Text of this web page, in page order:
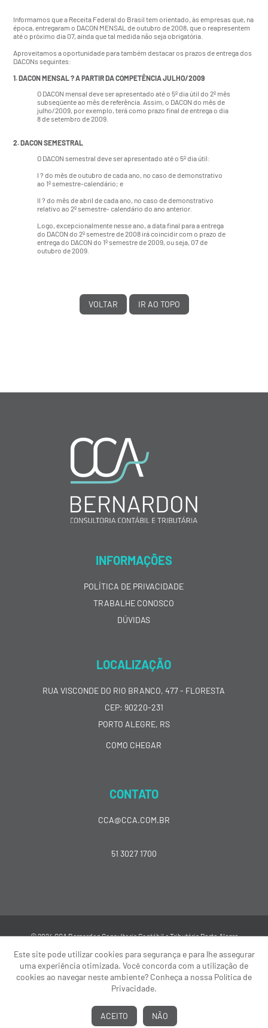
Informamos que a Receita Federal do Brasil tem orientado, às empresas que, na
época, entregaram o DACON MENSAL de outubro de 2008, que o reapresentem
até o próximo dia 07, ainda que tal medida não seja obrigatória.
Aproveitamos a oportunidade para também destacar os prazos de entrega dos
DACONs seguintes:
1. DACON MENSAL ? A PARTIR DA COMPETÊNCIA JULHO/2009
O DACON mensal deve ser apresentado até o 5º dia útil do 2º mês
subseqüente ao mês de referência. Assim, o DACON do mês de
julho/2009, por exemplo, terá como prazo final de entrega o dia
8 de setembro de 2009.
2. DACON SEMESTRAL
O DACON semestral deve ser apresentado até o 5º dia útil:
I ? do mês de outubro de cada ano, no caso de demonstrativo
ao 1º semestre-calendário; e
II ? do mês de abril de cada ano, no caso de demonstrativo
relativo ao 2º semestre- calendário do ano anterior.
Logo, excepcionalmente nesse ano, a data final para a entrega
do DACON do 2º semestre de 2008 irá coincidir com o prazo de
entrega do DACON do 1º semestre de 2009, ou seja, 07 de
outubro de 2009.
VOLTAR IR AO TOPO
INFORMAÇÕES
POLÍTICA DE PRIVACIDADE
TRABALHE CONOSCO
DÚVIDAS
LOCALIZAÇÃO
RUA VISCONDE DO RIO BRANCO, 477 - FLORESTA
CEP: 90220-231
PORTO ALEGRE, RS
COMO CHEGAR
CONTATO
CCA@CCA.COM.BR
51 3027 1700
© 2024 CCA Bernardon Consultoria Contábil e Tributária Porto Alegre
Este site pode utilizar cookies para segurança e para lhe assegurar
uma experiência otimizada. Você concorda com a utilização de
cookies ao navegar neste ambiente? Conheça a nossa Política de
Privacidade.
ACEITO NÃO